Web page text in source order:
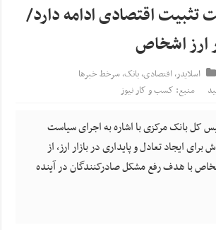
تثبیت اقتصادی ادامه دارد/
ارز اشخاص
اسلایدر,اقتصادی,بانک,سرخط خبرها
منبع: کسب و کار نیوز
کل بانک مرکزی با اشاره به اجرای سیاست
ایجاد تعادل و پایداری در بازار ارز، از
اشخاص با هدف رفع مشکل صادرکنندگان در آینده